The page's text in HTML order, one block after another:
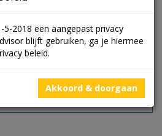
5-2018 een aangepast privacy
blijft gebruiken, ga je hiermee
beleid.
Akkoord & doorgaan